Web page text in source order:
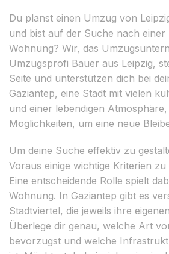
Du planst einen Umzug von
und bist auf der Suche nach einer
Wohnung? Wir, das
Umzugsprofi Bauer aus Leipzig,
Seite und unterstützen dich bei
Gaziantep, eine Stadt mit vielen
und einer lebendigen
Möglichkeiten, um eine neue
Um deine Suche effektiv zu
Voraus einige wichtige Kriterien
Eine entscheidende Rolle spielt
Wohnung. In Gaziantep gibt es
Stadtviertel, die jeweils ihre
Überlege dir genau, welche Art
bevorzugst und welche